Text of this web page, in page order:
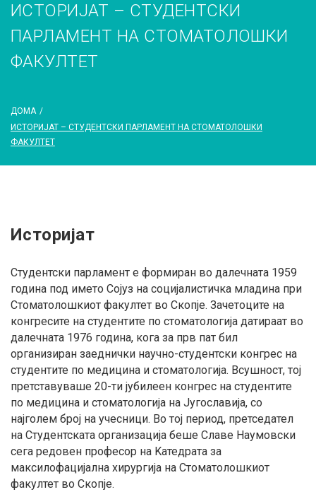
ИСТОРИЈАТ – СТУДЕНТСКИ
ПАРЛАМЕНТ НА СТОМАТОЛОШКИ
ФАКУЛТЕТ
ДОМА /
ИСТОРИЈАТ – СТУДЕНТСКИ ПАРЛАМЕНТ НА СТОМАТОЛОШКИ
ФАКУЛТЕТ
Историјат
-
Студентски
парламент
на
Стоматолошки
факултет
Историјат
Студентски парламент е формиран во далечната 1959
година под името Сојуз на социјалистичка младина при
Стоматолошкиот факултет во Скопје. Зачетоците на
конгресите на студентите по стоматологија датираат во
далечната 1976 година, кога за прв пат бил
организиран заеднички научно-студентски конгрес на
студентите по медицина и стоматологија. Всушност, тој
претставуваше 20-ти јубилеен конгрес на студентите
по медицина и стоматологија на Југославија, со
најголем број на учесници. Во тој период, претседател
на Студентската организација беше Славе Наумовски
сега редовен професор на Kатедрата за
максилофацијална хирургија на Стоматолошкиот
факултет во Скопје.